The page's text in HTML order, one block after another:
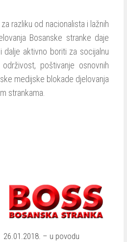
razliku od nacionalista i lažnih
Bosanske stranke daje
aktivno boriti za socijalnu
poštivanje osnovnih
medijske blokade djelovanja
strankama.
26.01.2018. – u povodu